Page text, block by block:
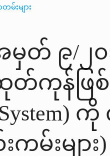
မ်းများ
ာအမှတ် ၉
ကုန်ဖြစ်
မ်းများ)